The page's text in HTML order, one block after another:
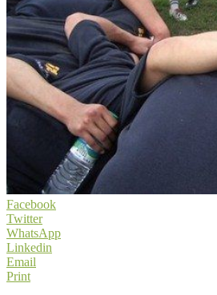
Facebook
Twitter
WhatsApp
Linkedin
Email
Print